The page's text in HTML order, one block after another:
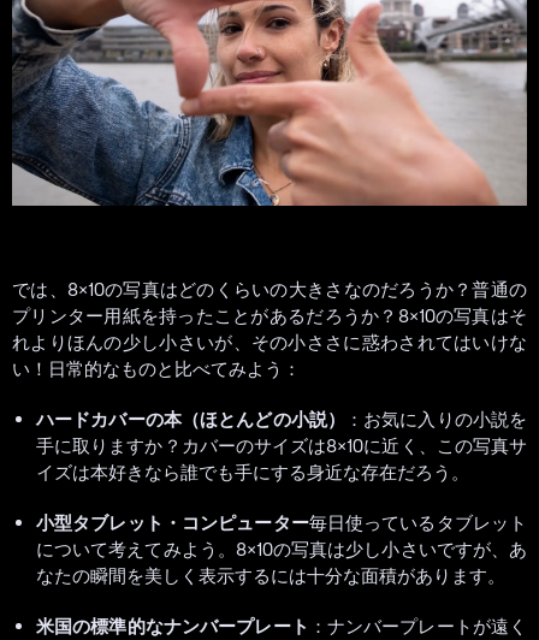
では、8×10の写真はどのくらいの大きさなのだろうか？普通の
プリンター用紙を持ったことがあるだろうか？8×10の写真はそ
れよりほんの少し小さいが、その小ささに惑わされてはいけな
い！日常的なものと比べてみよう：
ハードカバーの本（ほとんどの小説）
：お気に入りの小説を
手に取りますか？カバーのサイズは8×10に近く、この写真サ
イズは本好きなら誰でも手にする身近な存在だろう。
小型タブレット・コンピューター毎日使っているタブレット
について考えてみよう。8×10の写真は少し小さいですが、あ
なたの瞬間を美しく表示するには十分な面積があります。
米国の標準的なナンバープレート ：ナンバープレートが遠く